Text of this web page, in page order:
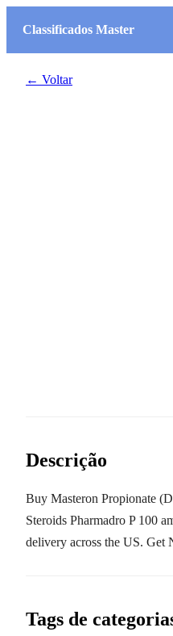
Classificados Master
← Voltar
Descrição
Buy Masteron Propionate
Steroids Pharmadro P 100
delivery across the US. Get
Tags de